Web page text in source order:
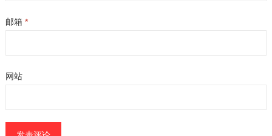
邮箱 *
网站